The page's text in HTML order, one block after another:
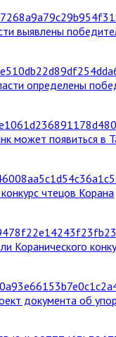
выявлены
определены
может появиться в
чтецов Корана
Коранического
документа об